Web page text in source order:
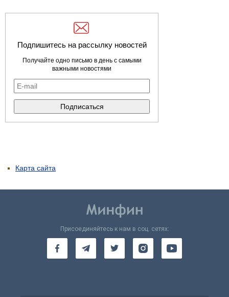
Подпишитесь на рассылку новостей
Получайте одно письмо в день с самыми
важными новостями
Карта сайта
Присоединяйтесь к нам в соц. сетях: